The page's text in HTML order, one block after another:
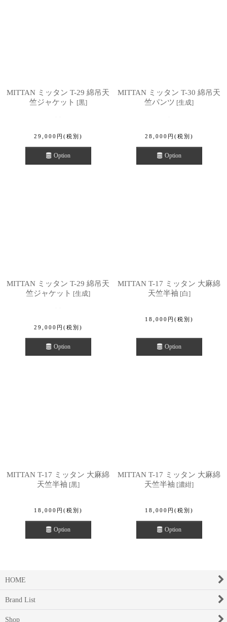
MITTAN ミッタン T-29 綿吊天
竺ジャケット [黒]
29,000 円 (税別)
Option
MITTAN ミッタン T-30 綿吊天
竺パンツ [生成]
28,000 円 (税別)
Option
MITTAN ミッタン T-29 綿吊天
竺ジャケット [生成]
29,000 円 (税別)
Option
MITTAN T-17 ミッタン 大麻綿
天竺半袖 [白]
18,000 円 (税別)
Option
MITTAN T-17 ミッタン 大麻綿
天竺半袖 [黒]
18,000 円 (税別)
Option
MITTAN T-17 ミッタン 大麻綿
天竺半袖 [濃紺]
18,000 円 (税別)
Option
HOME
Brand List
Shop